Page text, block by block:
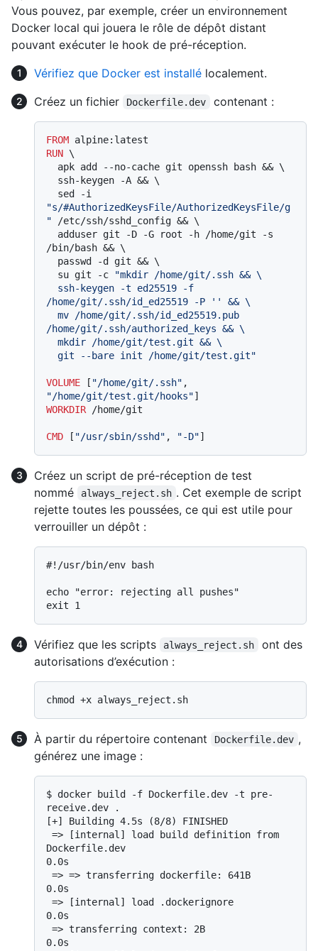
Vous pouvez, par exemple, créer un environnement
Docker local qui jouera le rôle de dépôt distant
pouvant exécuter le hook de pré-réception.
Vérifiez que Docker est installé localement.
Créez un fichier
Dockerfile.dev contenant :
FROM
RUN \
"s/#AuthorizedKeysFile/AuthorizedKeysFile/g
" /etc/ssh/sshd_config && \
/bin/bash && \
  su git -c
"mkdir /home/git/.ssh && \
/home/git/.ssh/id_ed25519 -P '' && \
/home/git/.ssh/authorized_keys && \
  git --bare init /home/git/test.git"
VOLUME [ "/home/git/.ssh"
"/home/git/test.git/hooks"]
WORKDIR /home/git
CMD [ "/usr/sbin/sshd" , "-D"]
Créez un script de pré-réception de test
nommé
always_reject.sh . Cet exemple de script
rejette toutes les poussées, ce qui est utile pour
verrouiller un dépôt :
#!/usr/bin/env bash
echo "error: rejecting all pushes"
Vérifiez que les scripts always_reject.sh
ont des
autorisations d’exécution :
À partir du répertoire contenant Dockerfile.dev ,
générez une image :
$ docker build -f Dockerfile.dev -t pre-
receive.dev .
[+] Building 4.5s (8/8) FINISHED
Dockerfile.dev
0.0s
0.0s
0.0s
0.0s